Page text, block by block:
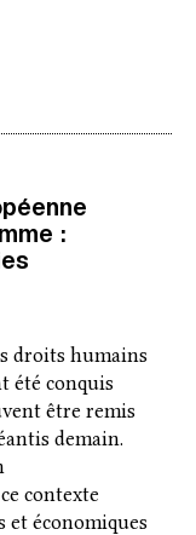
:
droits humains
été conquis
être remis
demain.
contexte
et économiques